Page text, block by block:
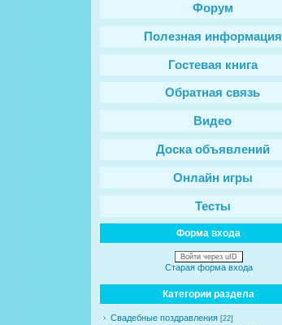
Форум
Полезная информация
Гостевая книга
Обратная связь
Видео
Доска объявлений
Онлайн игры
Тесты
Форма входа
Войти через uID
Старая форма входа
Категории раздела
Свадебные поздравления [22]